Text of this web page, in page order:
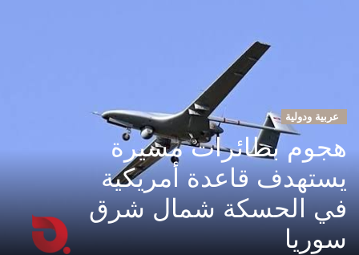
عربية ودولية
هجوم بطائرات مسيرة
يستهدف قاعدة أمريكية
في الحسكة شمال شرق
سوريا